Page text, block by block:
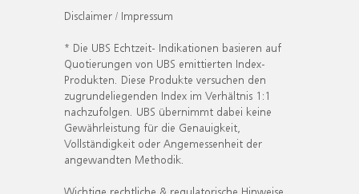
Disclaimer / Impressum
* Die UBS Echtzeit- Indikationen basieren auf
Quotierungen von UBS emittierten Index-
Produkten. Diese Produkte versuchen den
zugrundeliegenden Index im Verhältnis 1:1
nachzufolgen. UBS übernimmt dabei keine
Gewährleistung für die Genauigkeit,
Vollständigkeit oder Angemessenheit der
angewandten Methodik.